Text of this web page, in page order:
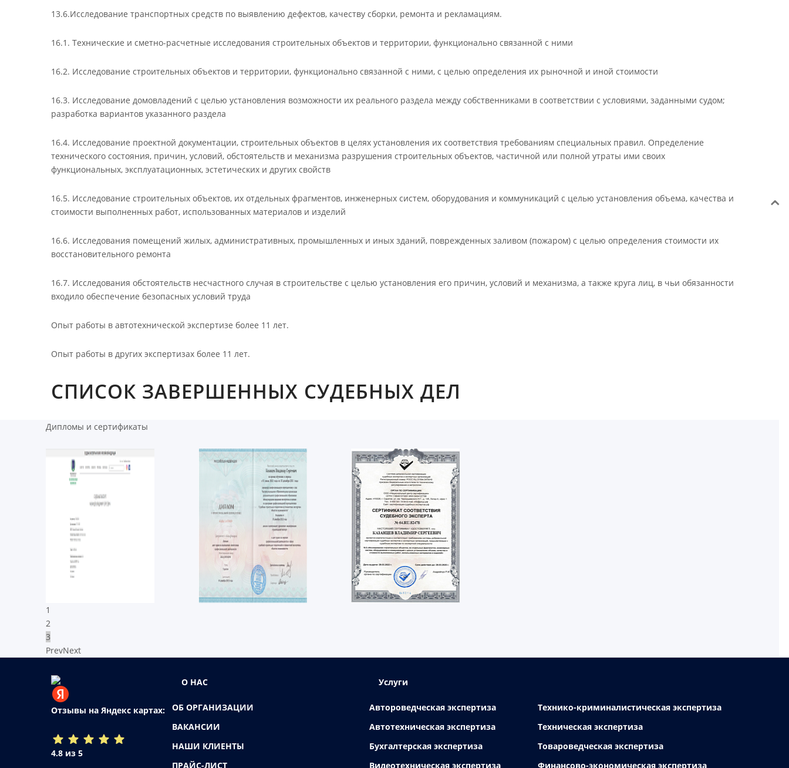
13.6.Исследование транспортных средств по выявлению дефектов, качеству сборки, ремонта и рекламациям.
16.1. Технические и сметно-расчетные исследования строительных объектов и территории, функционально связанной с ними
16.2. Исследование строительных объектов и территории, функционально связанной с ними, с целью определения их рыночной и иной стоимости
16.3. Исследование домовладений с целью установления возможности их реального раздела между собственниками в соответствии с условиями, заданными судом;
разработка вариантов указанного раздела
16.4. Исследование проектной документации, строительных объектов в целях установления их соответствия требованиям специальных правил. Определение
технического состояния, причин, условий, обстоятельств и механизма разрушения строительных объектов, частичной или полной утраты ими своих
функциональных, эксплуатационных, эстетических и других свойств
16.5. Исследование строительных объектов, их отдельных фрагментов, инженерных систем, оборудования и коммуникаций с целью установления объема, качества и
стоимости выполненных работ, использованных материалов и изделий
16.6. Исследования помещений жилых, административных, промышленных и иных зданий, поврежденных заливом (пожаром) с целью определения стоимости их
восстановительного ремонта
16.7. Исследования обстоятельств несчастного случая в строительстве с целью установления его причин, условий и механизма, а также круга лиц, в чьи обязанности
входило обеспечение безопасных условий труда
Опыт работы в автотехнической экспертизе более 11 лет.
Опыт работы в других экспертизах более 11 лет.
СПИСОК ЗАВЕРШЕННЫХ СУДЕБНЫХ ДЕЛ
Дипломы и сертификаты
1
2
3
PrevNext
Отзывы на Яндекс картах:
4.8 из 5
О НАС
ОБ ОРГАНИЗАЦИИ
ВАКАНСИИ
НАШИ КЛИЕНТЫ
ПРАЙС-ЛИСТ
Услуги
Автороведческая экспертиза
Автотехническая экспертиза
Бухгалтерская экспертиза
Видеотехническая экспертиза
Технико-криминалистическая экспертиза
Техническая экспертиза
Товароведческая экспертиза
Финансово-экономическая экспертиза